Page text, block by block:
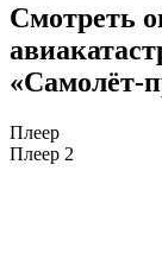
Смотреть
«Самолёт-
Плеер
Плеер 2